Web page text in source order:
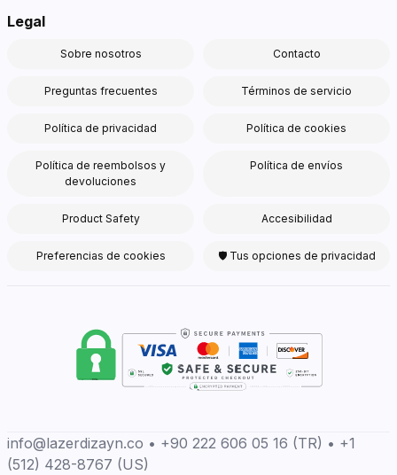
Legal
Sobre nosotros Contacto
Preguntas frecuentes Términos de servicio
Política de privacidad Política de cookies
Política de reembolsos y
devoluciones
Política de envíos
Product Safety Accesibilidad
Preferencias de cookies 🛡 Tus opciones de privacidad
info@lazerdizayn.co • +90 222 606 05 16 (TR) • +1
(512) 428-8767 (US)